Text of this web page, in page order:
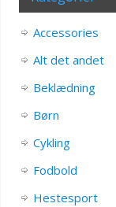
Accessories
Alt det andet
Beklædning
Børn
Cykling
Fodbold
Hestesport